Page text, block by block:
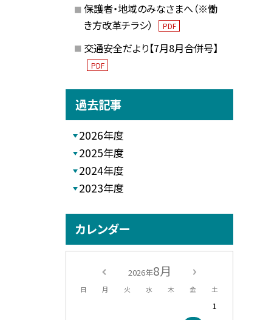
保護者・地域のみなさまへ（※働
き方改革チラシ）
PDF
交通安全だより【7月8月合併号】
PDF
過去記事
2026年度
2025年度
2024年度
2023年度
カレンダー
2026年8月
日 月 火 水 木 金 土
1